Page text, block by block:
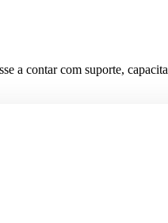
a contar com suporte,